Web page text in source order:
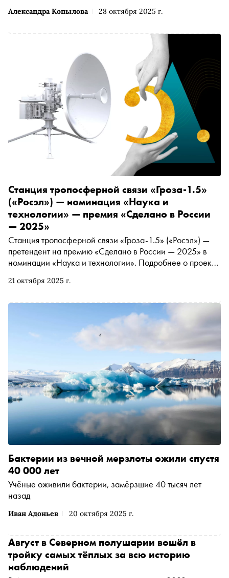
Александра Копылова 28 октября 2025 г.
21 октября 2025 г.
Станция тропосферной связи «Гроза-1.5»
(«Росэл») — номинация «Наука и
технологии» — премия «Сделано в России
— 2025»
Станция тропосферной связи «Гроза-1.5» («Росэл») —
претендент на премию «Сделано в России — 2025» в
номинации «Наука и технологии». Подробнее о проекте
Иван Адоньев 20 октября 2025 г.
Бактерии из вечной мерзлоты ожили спустя
40 000 лет
Учёные оживили бактерии, замёрзшие 40 тысяч лет
назад
Август в Северном полушарии вошёл в
тройку самых тёплых за всю историю
наблюдений